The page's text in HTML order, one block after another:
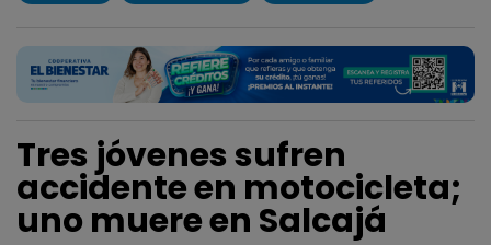
Tres jóvenes sufren
accidente en motocicleta;
uno muere en Salcajá